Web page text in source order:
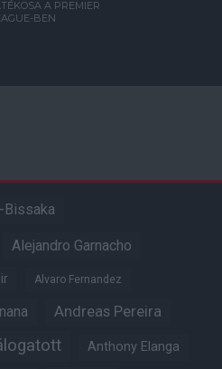
A PREMIER
BEN
Bissaka
Alejandro Garnacho
Alvaro Fernandez
Andreas Pereira
Anthony Elanga